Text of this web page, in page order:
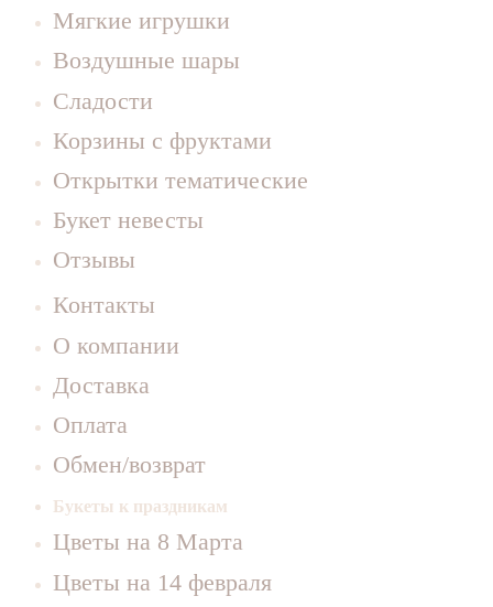
Мягкие игрушки
Воздушные шары
Сладости
Корзины с фруктами
Открытки тематические
Букет невесты
Отзывы
Контакты
О компании
Доставка
Оплата
Обмен/возврат
Букеты к праздникам
Цветы на 8 Марта
Цветы на 14 февраля